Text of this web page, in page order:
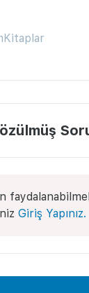
Kitaplar
Giriş Yapınız.